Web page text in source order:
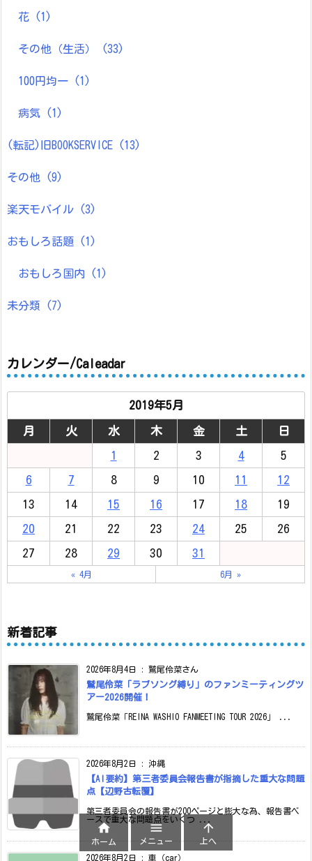
花 (1)
その他（生活） (33)
100円均一 (1)
病気 (1)
(転記)旧BOOKSERVICE (13)
その他 (9)
楽天モバイル (3)
おもしろ話題 (1)
おもしろ国内 (1)
未分類 (7)
カレンダー/Caleadar
2019年5月
月 火 水 木 金 土 日
1 2 3 4 5
6 7 8 9 10 11 12
13 14 15 16 17 18 19
20 21 22 23 24 25 26
27 28 29 30 31
« 4月 6月 »
新着記事
2026年8月4日 : 鷲尾伶菜さん
鷲尾伶菜「ラブソング縛り」のファンミーティングツ
アー2026開催！
鷲尾伶菜「REINA WASHIO FANMEETING TOUR 2026」 ...
2026年8月2日 : 沖縄
【AI要約】第三者委員会報告書が指摘した重大な問題
点【辺野古転覆】
第三者委員会の報告書が200ページと膨大な為、報告書ベ
ースで重大な問題点をいくつ ...
2026年8月2日 : 車（car）

ホーム

メニュー

上へ